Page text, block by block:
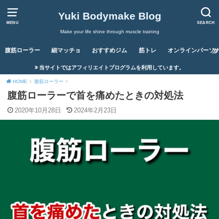
MENU SEARCH
Yuki Bodymake Blog
Make your life shine through muscle training
腹筋ローラー 細マッチョ おすすめジム 筋トレ オンラインパーソ
当サイトではアフィリエイトプログラムを利用しています。
HOME 腹筋ローラー
腹筋ローラーで首を痛めたときの対処法
2020年10月28日 2024年2月23日